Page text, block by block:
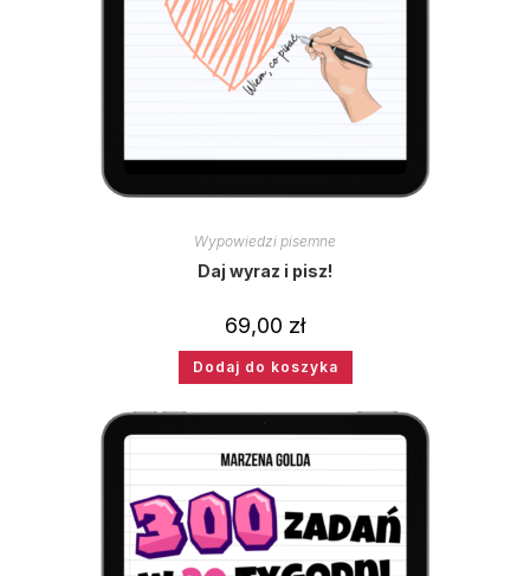
Wypowiedzi pisemne
Daj wyraz i pisz!
69,00 zł
Dodaj do koszyka